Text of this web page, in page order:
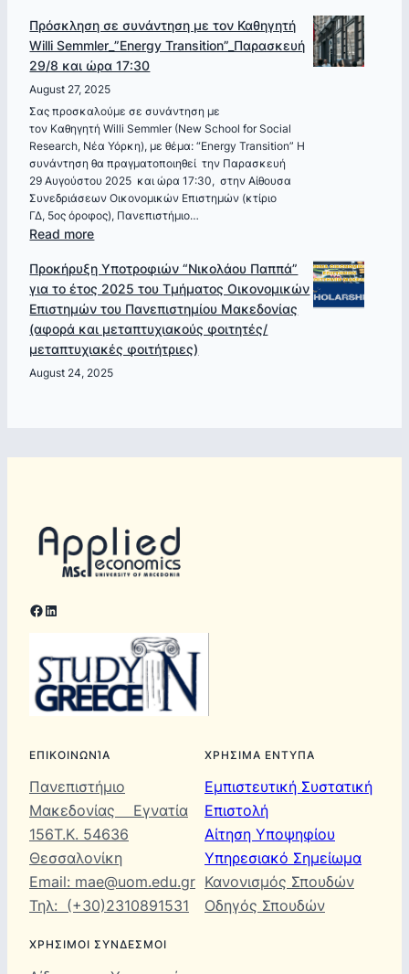
Διάλεξη
με
τον
Καθηγητή
Τάσο
Γιαννίτση:
“
Ελλάδα
1953-
2024
–
και
Πολιτική
Οικονομία
„
Πρόσκληση σε συνάντηση με τον Καθηγητή
Willi Semmler_”Energy Transition”_Παρασκευή
29/8 και ώρα 17:30
August 27, 2025
Σας προσκαλούμε σε συνάντηση με
τον Καθηγητή Willi Semmler (New School for Social
Research, Νέα Υόρκη), με θέμα: “Energy Transition” Η
συνάντηση θα πραγματοποιηθεί την Παρασκευή
29 Αυγούστου 2025 και ώρα 17:30, στην Αίθουσα
Συνεδριάσεων Οικονομικών Επιστημών (κτίριο
ΓΔ, 5ος όροφος), Πανεπιστήμιο…
Read more:
σε
συνάντηση
με
τον
Καθηγητή
Willi
και
Προκήρυξη Υποτροφιών “Νικολάου Παππά”
για το έτος 2025 του Τμήματος Οικονομικών
Επιστημών του Πανεπιστημίου Μακεδονίας
(αφορά και μεταπτυχιακούς φοιτητές/
μεταπτυχιακές φοιτήτριες)
August 24, 2025
Facebook LinkedIn
ΕΠΙΚΟΙΝΩΝΊΑ
Πανεπιστήμιο
Μακεδονίας Εγνατία
156Τ.Κ. 54636
Θεσσαλονίκη
Email: mae@uom.edu.gr
Τηλ: (+30)2310891531
ΧΡΗΣΙΜΑ ΕΝΤΥΠΑ
Εμπιστευτική Συστατική
Επιστολή
Αίτηση Υποψηφίου
Υπηρεσιακό Σημείωμα
Κανονισμός Σπουδών
Οδηγός Σπουδών
ΧΡΗΣΙΜΟΙ ΣΥΝΔΕΣΜΟΙ